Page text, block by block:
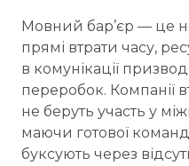
Мовний бар’єр — це
прямі втрати часу,
в комунікації
переробок. Компанії
не беруть участь у
маючи готової
буксують через